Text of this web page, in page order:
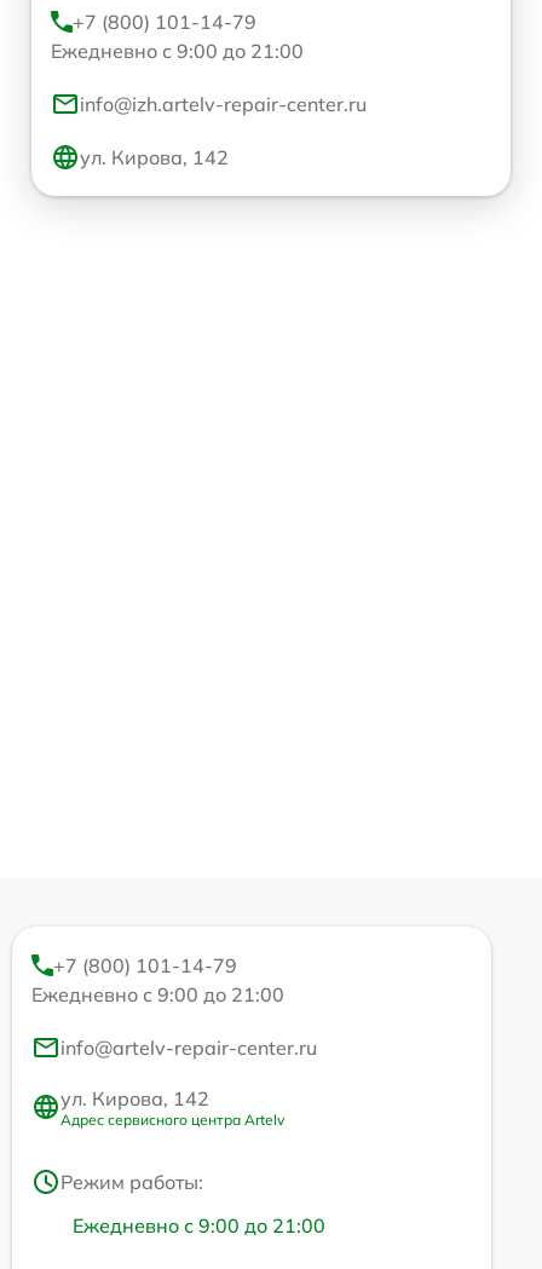
+7 (800) 101-14-79
Ежедневно с 9:00 до 21:00
info@izh.artelv-repair-center.ru
ул. Кирова, 142
+7 (800) 101-14-79
Ежедневно с 9:00 до 21:00
info@artelv-repair-center.ru
ул. Кирова, 142
Адрес сервисного центра Artelv
Режим работы:
Ежедневно с 9:00 до 21:00